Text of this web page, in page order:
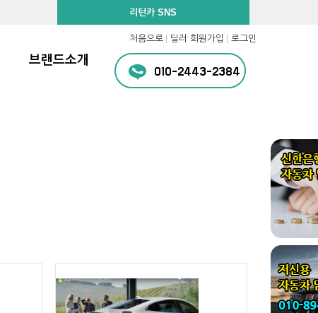
리턴카 SNS
브랜드소개
처음으로 딜러 회원가입 로그인
010-2443-2384